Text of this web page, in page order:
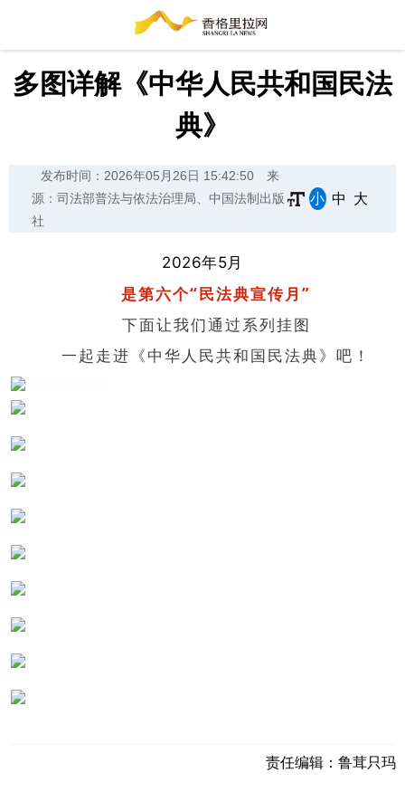
多图详解《中华人民共和国民法
典》
发布时间：2026年05月26日 15:42:50
来
源：司法部普法与依法治理局、中国法制出版
社
小 中 大
2026年5月
是第六个“民法典宣传月”
下面让我们通过系列挂图
一起走进《中华人民共和国民法典》吧！
责任编辑： 鲁茸只玛